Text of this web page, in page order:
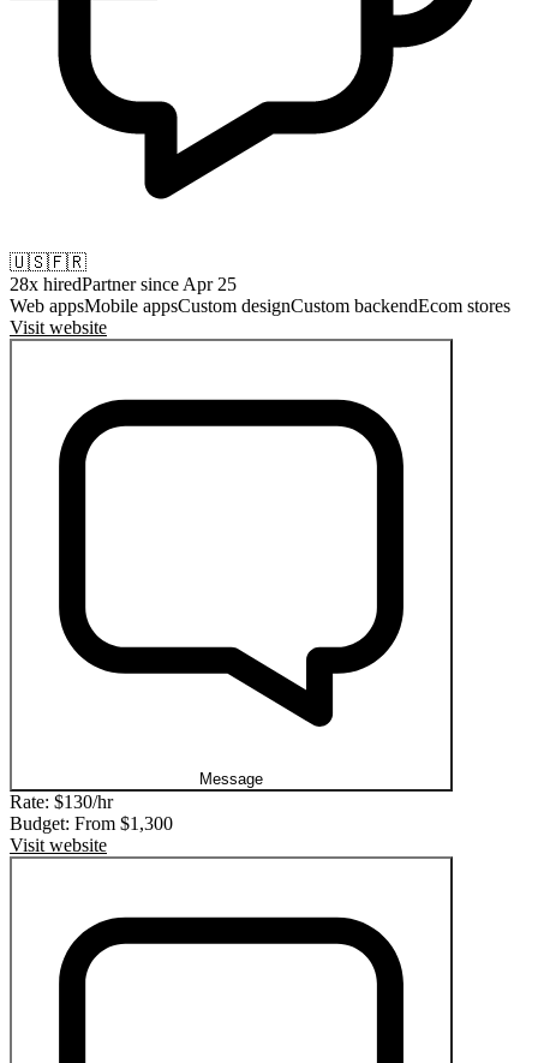
🇺🇸🇫🇷
28x hiredPartner since Apr 25
Web appsMobile appsCustom designCustom backendEcom stores
Visit website
Message
Rate: $130/hr
Budget: From $1,300
Visit website